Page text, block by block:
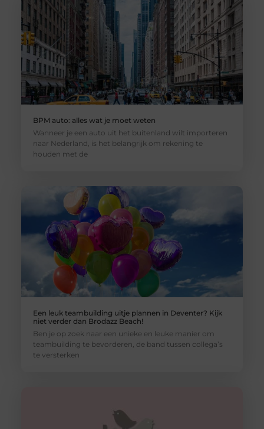
BPM auto: alles wat je moet weten
Wanneer je een auto uit het buitenland wilt importeren
naar Nederland, is het belangrijk om rekening te
houden met de
Een leuk teambuilding uitje plannen in Deventer? Kijk
niet verder dan Brodazz Beach!
Ben je op zoek naar een unieke en leuke manier om
teambuilding te bevorderen, de band tussen collega’s
te versterken